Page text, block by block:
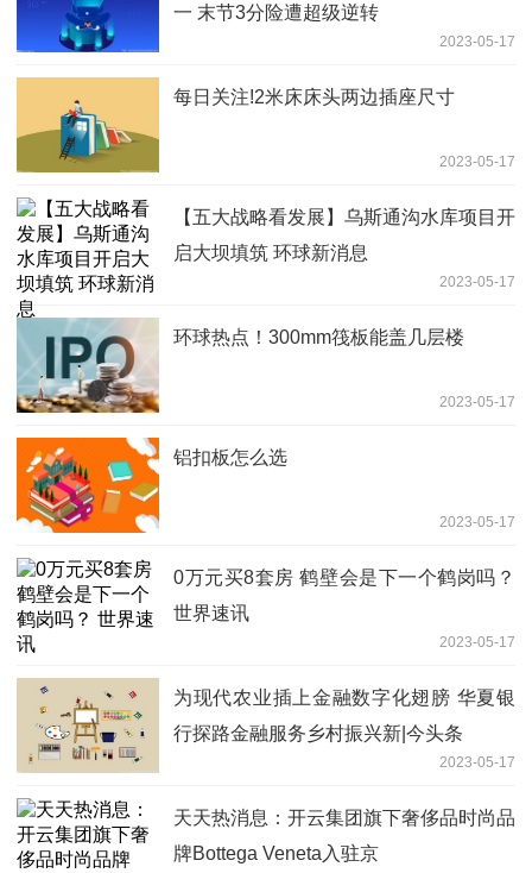
一 末节3分险遭超级逆转
2023-05-17
每日关注!2米床床头两边插座尺寸
2023-05-17
【五大战略看发展】乌斯通沟水库项目开
启大坝填筑 环球新消息
2023-05-17
环球热点！300mm筏板能盖几层楼
2023-05-17
铝扣板怎么选
2023-05-17
0万元买8套房 鹤壁会是下一个鹤岗吗？
世界速讯
2023-05-17
为现代农业插上金融数字化翅膀 华夏银
行探路金融服务乡村振兴新|今头条
2023-05-17
天天热消息：开云集团旗下奢侈品时尚品
牌Bottega Veneta入驻京